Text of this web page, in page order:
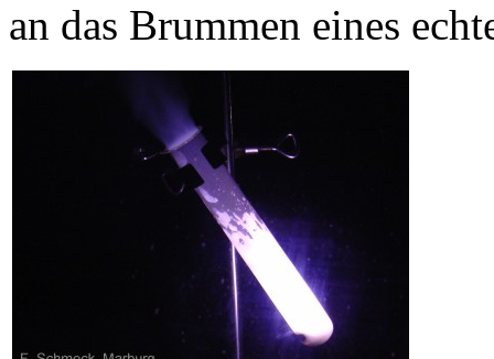
an das Brummen eines